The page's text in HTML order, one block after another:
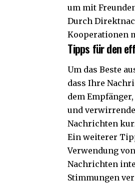
um mit
Durch
Kooperationen
Tipps für den
Um das Beste
dass Ihre
dem
und
Nachrichten
Ein weiterer
Verwendung
Nachrichten
Stimmungen